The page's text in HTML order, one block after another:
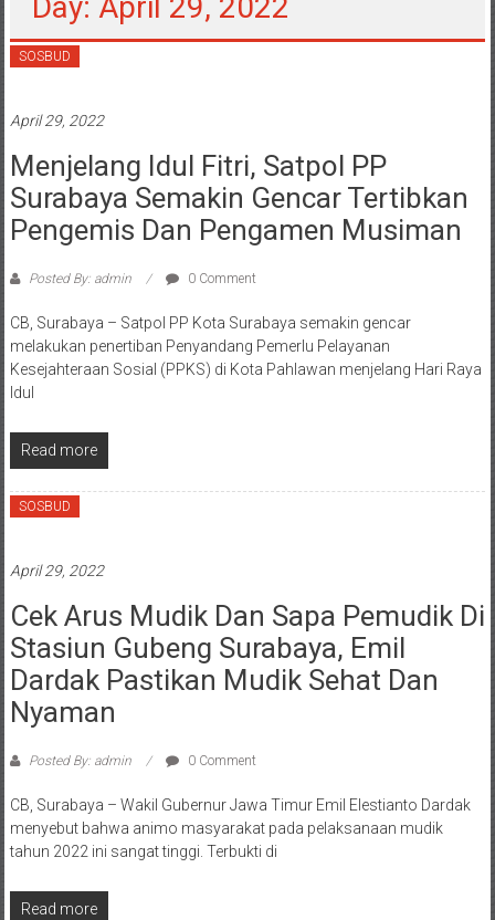
Day: April 29, 2022
SOSBUD
April 29, 2022
Menjelang Idul Fitri, Satpol PP
Surabaya Semakin Gencar Tertibkan
Pengemis Dan Pengamen Musiman
Posted By: admin 0 Comment
CB, Surabaya – Satpol PP Kota Surabaya semakin gencar
melakukan penertiban Penyandang Pemerlu Pelayanan
Kesejahteraan Sosial (PPKS) di Kota Pahlawan menjelang Hari Raya
Idul
Read more
SOSBUD
April 29, 2022
Cek Arus Mudik Dan Sapa Pemudik Di
Stasiun Gubeng Surabaya, Emil
Dardak Pastikan Mudik Sehat Dan
Nyaman
Posted By: admin 0 Comment
CB, Surabaya – Wakil Gubernur Jawa Timur Emil Elestianto Dardak
menyebut bahwa animo masyarakat pada pelaksanaan mudik
tahun 2022 ini sangat tinggi. Terbukti di
Read more